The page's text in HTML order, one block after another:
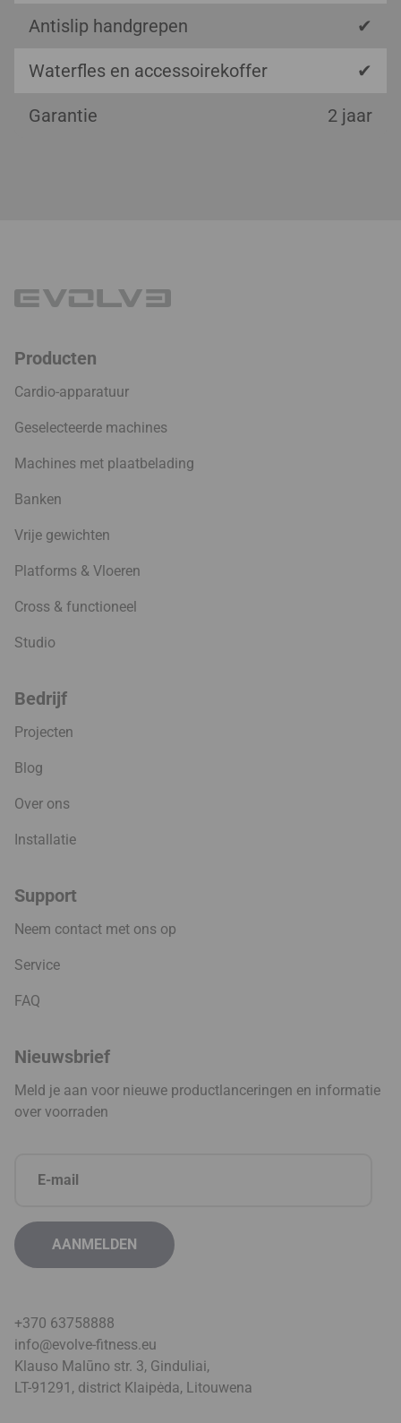
Antislip handgrepen ✔
Waterfles en accessoirekoffer ✔
Garantie 2 jaar
Producten
Cardio-apparatuur
Geselecteerde machines
Machines met plaatbelading
Banken
Vrije gewichten
Platforms & Vloeren
Cross & functioneel
Studio
Bedrijf
Projecten
Blog
Over ons
Installatie
Support
Neem contact met ons op
Service
FAQ
Nieuwsbrief
Meld je aan voor nieuwe productlanceringen en informatie
over voorraden
+370 63758888
info@evolve-fitness.eu
Klauso Malūno str. 3, Ginduliai,
LT-91291, district Klaipėda, Litouwena